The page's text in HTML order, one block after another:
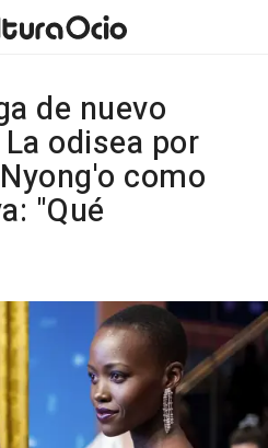
de nuevo
odisea por
como
"Qué